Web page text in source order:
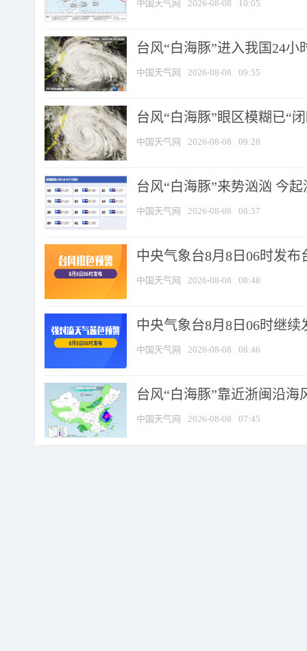
中国天气网 2026-08-08 10:05
台风“白海豚”进入我国24
中国天气网 2026-08-08 09:55
台风“白海豚”眼区模糊已“
中国天气网 2026-08-08 09:28
台风“白海豚”来势汹汹 今
中国天气网 2026-08-08 08:57
中央气象台8月8日06时发布
中国天气网 2026-08-08 08:48
中央气象台8月8日06时继
中国天气网 2026-08-08 08:46
台风“白海豚”靠近浙闽沿
中国天气网 2026-08-08 07:45